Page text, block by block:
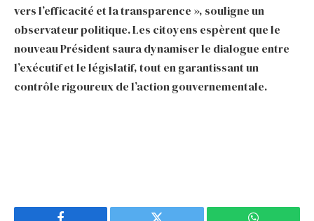
vers l’efficacité et la transparence », souligne un
observateur politique. Les citoyens espèrent que le
nouveau Président saura dynamiser le dialogue entre
l’exécutif et le législatif, tout en garantissant un
contrôle rigoureux de l’action gouvernementale.